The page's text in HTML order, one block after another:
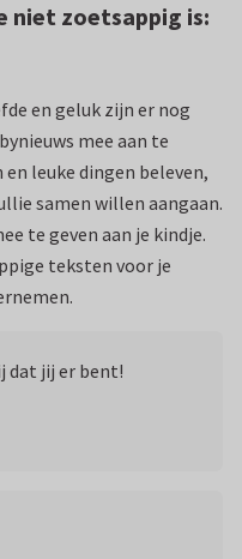
niet zoetsappig is:
en geluk zijn er nog
mee aan te
leuke dingen beleven,
samen willen aangaan.
te geven aan je kindje.
teksten voor je
dat jij er bent!